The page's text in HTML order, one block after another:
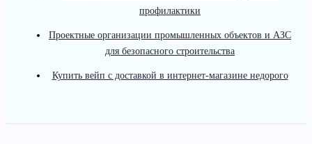
профилактики
Проектные организации промышленных объектов и АЗС
для безопасного строительства
Купить вейп с доставкой в интернет-магазине недорого